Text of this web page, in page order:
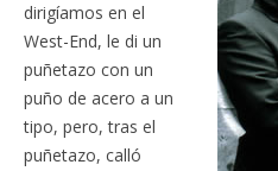
dirigíamos en el
West-End, le di un
puñetazo con un
puño de acero a un
tipo, pero, tras el
puñetazo, calló